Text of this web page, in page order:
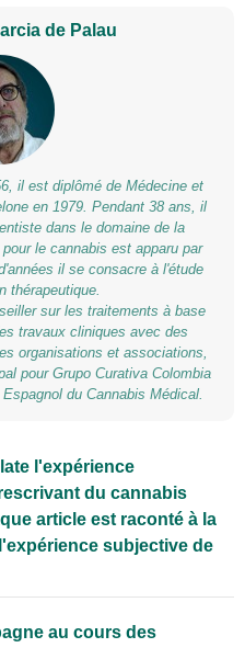
de Palau
il est diplômé de Médecine et
en 1979. Pendant 38 ans, il
dans le domaine de la
le cannabis est apparu par
il se consacre à l'étude
thérapeutique.
sur les traitements à base
travaux cliniques avec des
organisations et associations,
pour Grupo Curativa Colombia
du Cannabis Médical.
l'expérience
du cannabis
article est raconté à la
subjective de
au cours des